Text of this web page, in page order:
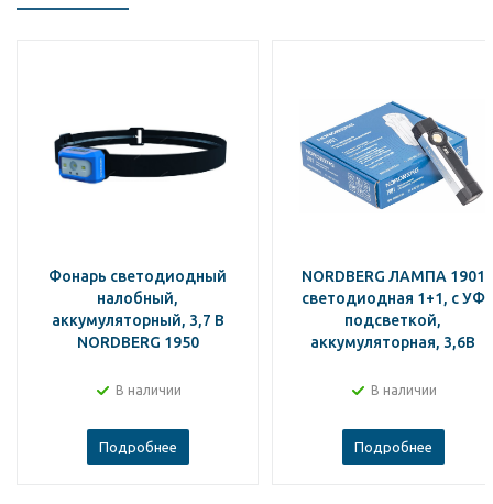
Фонарь светодиодный
налобный,
аккумуляторный, 3,7 В
NORDBERG 1950
В наличии
Подробнее
NORDBERG ЛАМПА 1901
светодиодная 1+1, с УФ
подсветкой,
аккумуляторная, 3,6В
В наличии
Подробнее